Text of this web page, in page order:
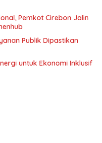
Pemkot Cirebon Jalin
Publik Dipastikan
untuk Ekonomi Inklusif